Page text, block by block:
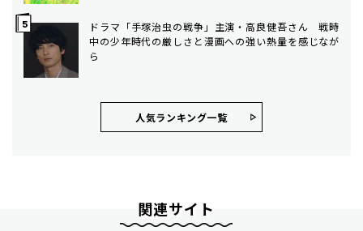
ドラマ「手塚治虫の戦争」主演・高良健吾さん 戦時
中の少年時代の厳しさと漫画への強い熱量を感じなが
ら
人気ランキング⼀覧
関連サイト